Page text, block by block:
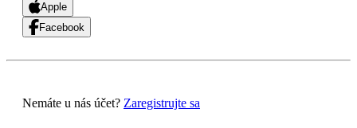
Apple
Facebook
Nemáte u nás účet? Zaregistrujte sa